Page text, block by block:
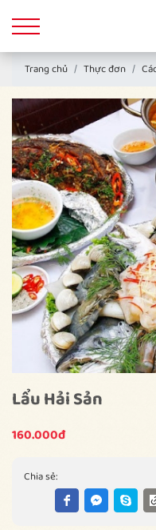
Trang chủ Thực đơn
Lẩu Hải Sản
160.000đ
Chia sẻ: